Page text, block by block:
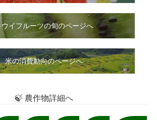
ウイフルーツの旬のページへ
米の消費動向のページへ
🍃 農作物詳細へ